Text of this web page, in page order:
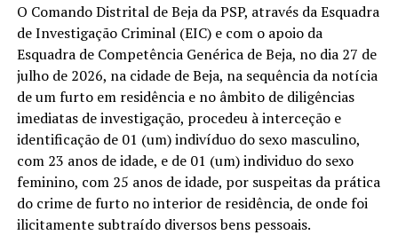
O Comando Distrital de Beja da PSP, através da Esquadra
de Investigação Criminal (EIC) e com o apoio da
Esquadra de Competência Genérica de Beja, no dia 27 de
julho de 2026, na cidade de Beja, na sequência da notícia
de um furto em residência e no âmbito de diligências
imediatas de investigação, procedeu à interceção e
identificação de 01 (um) indivíduo do sexo masculino,
com 23 anos de idade, e de 01 (um) individuo do sexo
feminino, com 25 anos de idade, por suspeitas da prática
do crime de furto no interior de residência, de onde foi
ilicitamente subtraído diversos bens pessoais.